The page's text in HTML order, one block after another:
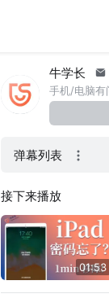
牛学长
弹幕列表
接下来播放
01:53